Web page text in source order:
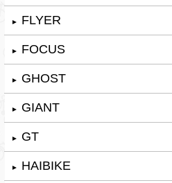
► FLYER
► FOCUS
► GHOST
► GIANT
► GT
► HAIBIKE